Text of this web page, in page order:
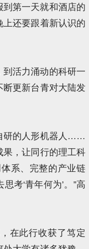
第一天就和酒店的
还要跟着新认识的
到活力涌动的科研一
断更新台青对大陆发
研的人形机器人……
果，让同行的理工科
系、完整的产业链
考‘青年何为’。”高
在此行收获了笃定